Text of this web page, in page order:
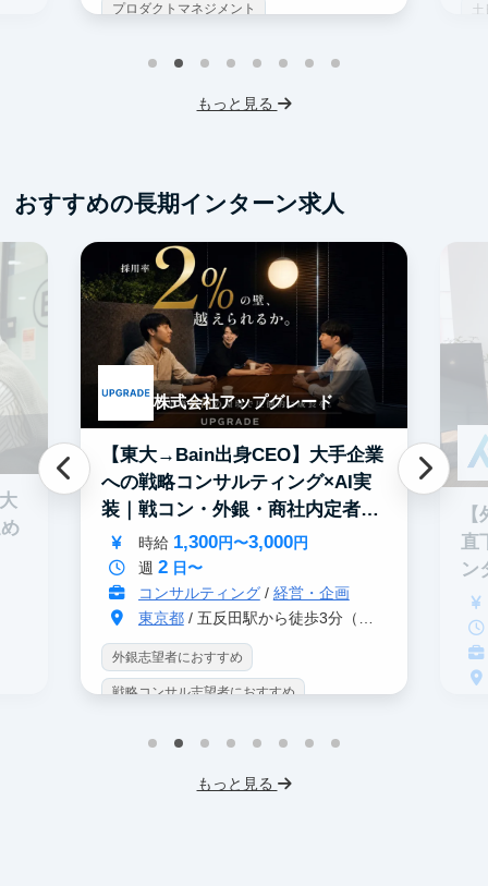
プロダクトマネジメント
もっと見る
おすすめの長期インターン求人
株式会社アップグレード
【東大→Bain出身CEO】大手企業
への戦略コンサルティング×AI実
装｜戦コン・外銀・商社内定者多
数
時給 1,300円〜3,000円
週 2日〜
コンサルティング/ 経営・企画
東京都/ 五反田駅から徒歩3分（大崎駅から徒歩8分）
外銀志望者におすすめ
戦略コンサル志望者におすすめ
データサイエンス
直
ン
もっと見る